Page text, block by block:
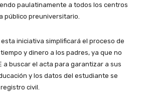
paulatinamente a todos los centros
público preuniversitario.
iniciativa simplificará el proceso de
y dinero a los padres, ya que no
a buscar el acta para garantizar a sus
y los datos del estudiante se
civil.